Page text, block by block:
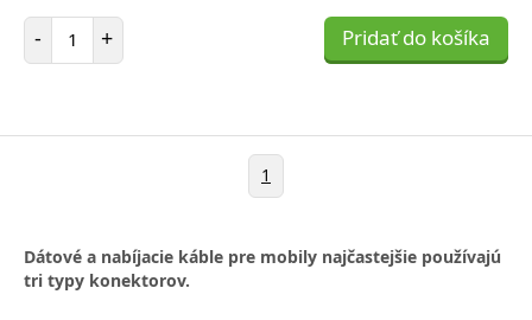
- Počet položiek
+ Pridať do košíka
1
Dátové a nabíjacie káble pre mobily najčastejšie používajú
tri typy konektorov.